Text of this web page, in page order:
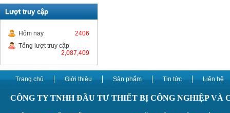
Lượt truy cập
Hôm nay
2406
Tổng lượt truy cập
2,087,409
Trang chủ Giới thiệu Sản phẩm Tin tức Liên hệ
CÔNG TY TNHH ĐẦU TƯ THIẾT BỊ CÔNG NGHIỆP VÀ